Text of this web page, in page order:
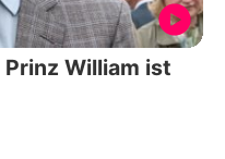
William ist